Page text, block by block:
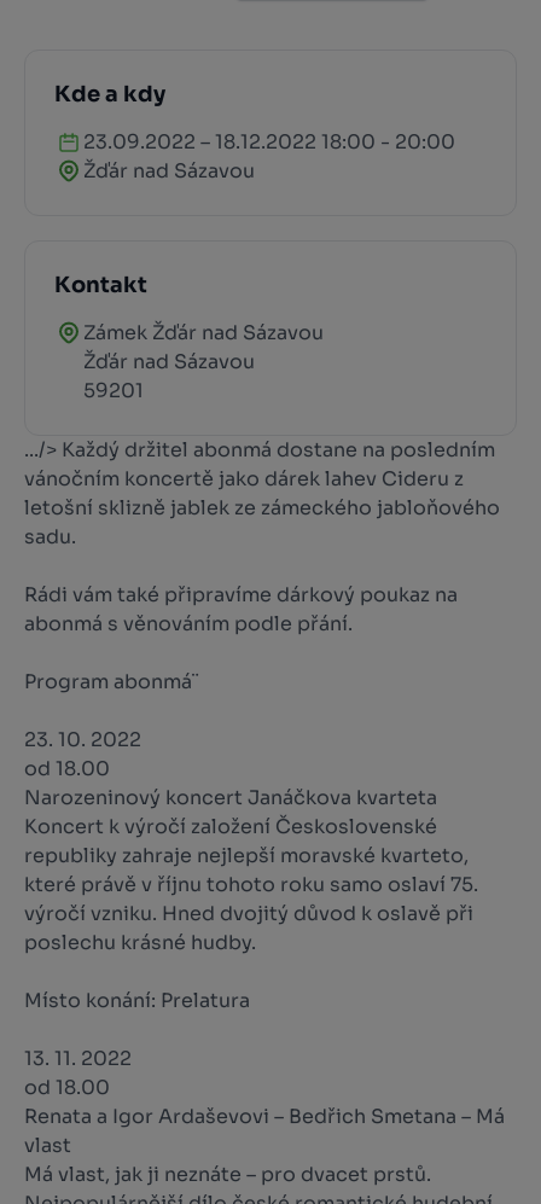
Kde a kdy
23.09.2022 – 18.12.2022 18:00 - 20:00
Žďár nad Sázavou
Kontakt
Zámek Žďár nad Sázavou
Žďár nad Sázavou
59201
.../> Každý držitel abonmá dostane na posledním
vánočním koncertě jako dárek lahev Cideru z
letošní sklizně jablek ze zámeckého jabloňového
sadu.
Rádi vám také připravíme dárkový poukaz na
abonmá s věnováním podle přání.
Program abonmá¨
23. 10. 2022
od 18.00
Narozeninový koncert Janáčkova kvarteta
Koncert k výročí založení Československé
republiky zahraje nejlepší moravské kvarteto,
které právě v říjnu tohoto roku samo oslaví 75.
výročí vzniku. Hned dvojitý důvod k oslavě při
poslechu krásné hudby.
Místo konání: Prelatura
13. 11. 2022
od 18.00
Renata a Igor Ardaševovi – Bedřich Smetana – Má
vlast
Má vlast, jak ji neznáte – pro dvacet prstů.